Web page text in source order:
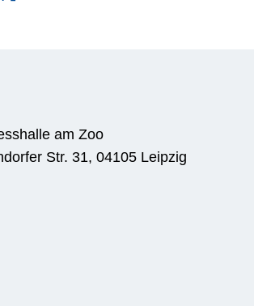
am Zoo
Str. 31, 04105 Leipzig